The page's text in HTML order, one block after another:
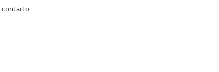
contacto